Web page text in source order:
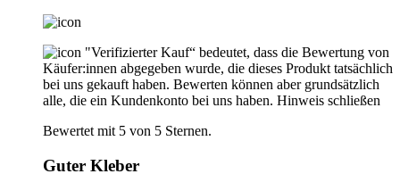
"Verifizierter Kauf“ bedeutet, dass die Bewertung von
Käufer:innen abgegeben wurde, die dieses Produkt tatsächlich
bei uns gekauft haben. Bewerten können aber grundsätzlich
alle, die ein Kundenkonto bei uns haben. Hinweis schließen
Bewertet mit 5 von 5 Sternen.
Guter Kleber